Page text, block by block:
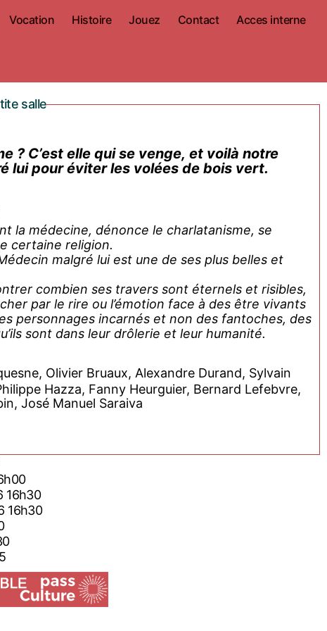
Vocation Histoire Jouez Contact Acces interne
salle
? C’est elle qui se venge, et voilà notre
lui pour éviter les volées de bois vert.
la médecine, dénonce le charlatanisme, se
certaine religion.
malgré lui est une de ses plus belles et
combien ses travers sont éternels et risibles,
par le rire ou l’émotion face à des être vivants
personnages incarnés et non des fantoches, des
sont dans leur drôlerie et leur humanité.
Olivier Bruaux, Alexandre Durand, Sylvain
Hazza, Fanny Heurguier, Bernard Lefebvre,
José Manuel Saraiva
16h30
16h30